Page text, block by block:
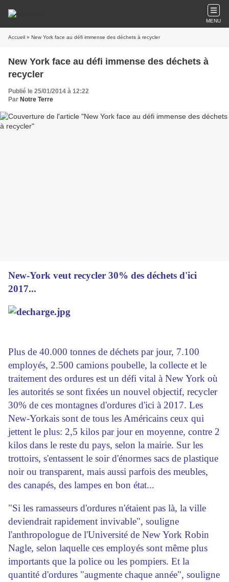
MENU
Accueil » New York face au défi immense des déchets à recycler
New York face au défi immense des déchets à
recycler
Publié le 25/01/2014 à 12:22
Par Notre Terre
New-York veut recycler 30% des déchets d'ici
2017...
Plus de 40.000 tonnes de déchets par jour, 7.100
employés, 2.500 camions poubelle, la collecte et le
traitement des ordures est un défi vital à New York où
les autorités se sont fixées un nouvel objectif, recycler
30% de ces montagnes d'ordures d'ici à 2017. Les
New-Yorkais sont de tous les Américains ceux qui
jettent le plus: 2,5 kilos par jour en moyenne, contre 2
kilos dans le reste du pays, selon la mairie. Sur les
trottoirs, s'entassent le soir d'énormes sacs de plastique
noir ou transparent, mais aussi parfois des meubles,
des canapés, des lampes en bon état...
"Si les ramasseurs d'ordures n'étaient pas là, la ville
deviendrait rapidement invivable", souligne
l'anthropologue de l'Université de New York Robin
Nagle, selon laquelle ces employés sont même plus
importants que la police ou les pompiers. Et la
quantité d'ordures "augmente chaque année", souligne